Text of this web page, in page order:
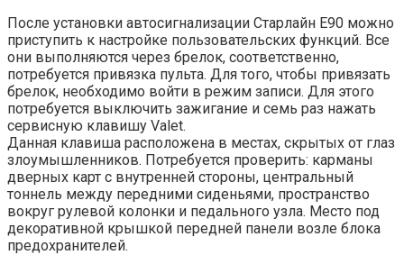
После установки автосигнализации Старлайн Е90 можно
приступить к настройке пользовательских функций. Все
они выполняются через брелок, соответственно,
потребуется привязка пульта. Для того, чтобы привязать
брелок, необходимо войти в режим записи. Для этого
потребуется выключить зажигание и семь раз нажать
сервисную клавишу Valet.
Данная клавиша расположена в местах, скрытых от глаз
злоумышленников. Потребуется проверить: карманы
дверных карт с внутренней стороны, центральный
тоннель между передними сиденьями, пространство
вокруг рулевой колонки и педального узла. Место под
декоративной крышкой передней панели возле блока
предохранителей.